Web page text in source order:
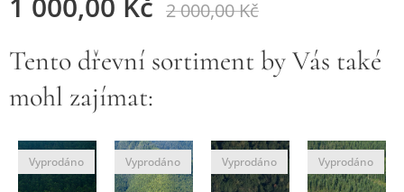
2 000,00Kč
Tento dřevní sortiment by Vás také
mohl zajímat:
Vyprodáno Vyprodáno Vyprodáno Vyprodáno